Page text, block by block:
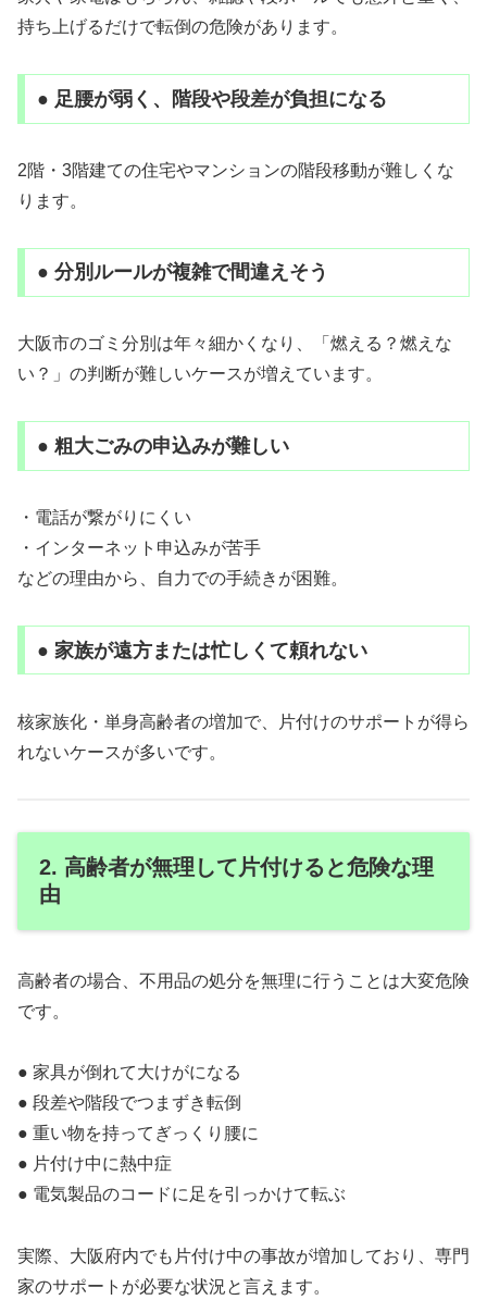
持ち上げるだけで転倒の危険があります。
● 足腰が弱く、階段や段差が負担になる
2階・3階建ての住宅やマンションの階段移動が難しくな
ります。
● 分別ルールが複雑で間違えそう
大阪市のゴミ分別は年々細かくなり、「燃える？燃えな
い？」の判断が難しいケースが増えています。
● 粗大ごみの申込みが難しい
・電話が繋がりにくい
・インターネット申込みが苦手
などの理由から、自力での手続きが困難。
● 家族が遠方または忙しくて頼れない
核家族化・単身高齢者の増加で、片付けのサポートが得ら
れないケースが多いです。
2. 高齢者が無理して片付けると危険な理
由
高齢者の場合、不用品の処分を無理に行うことは大変危険
です。
● 家具が倒れて大けがになる
● 段差や階段でつまずき転倒
● 重い物を持ってぎっくり腰に
● 片付け中に熱中症
● 電気製品のコードに足を引っかけて転ぶ
実際、大阪府内でも片付け中の事故が増加しており、専門
家のサポートが必要な状況と言えます。